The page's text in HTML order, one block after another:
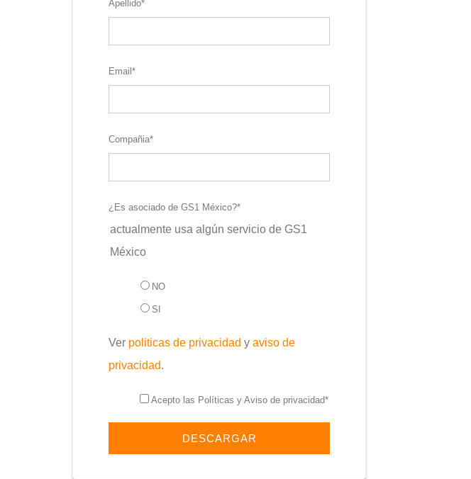
Apellido*
Email*
Compañia*
¿Es asociado de GS1 México?*
actualmente usa algún servicio de GS1
México
NO
SI
Ver politicas de privacidad yaviso de
privacidad.
Acepto las Políticas y Aviso de privacidad*